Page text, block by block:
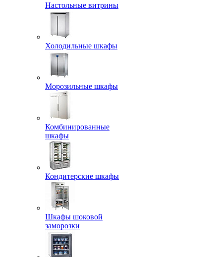
Настольные витрины
Холодильные шкафы
Морозильные шкафы
Комбинированные
шкафы
Кондитерские шкафы
Шкафы шоковой
заморозки